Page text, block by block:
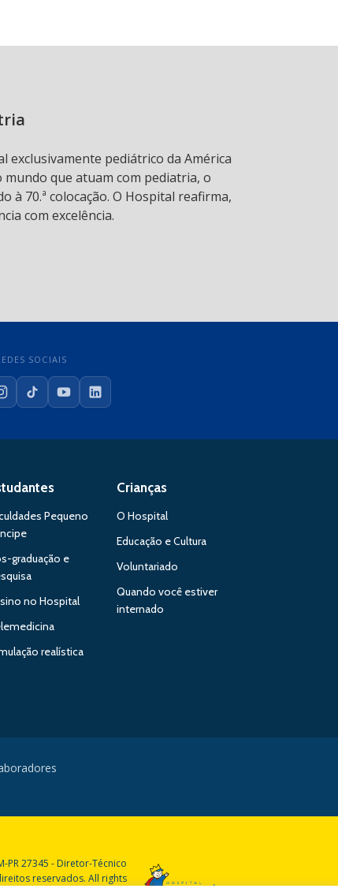
pediátrico da América
que atuam com pediatria, o
à 70.ª colocação. O Hospital reafirma,
com excelência.
SOCIAIS
Instagram
TikTokYouTubeLinkedIn
Pequeno
graduação e
no Hospital
realística
Crianças
O Hospital
Educação e Cultura
Voluntariado
Quando você estiver
internado
PR 27345 - Diretor-Técnico
reservados. All rights